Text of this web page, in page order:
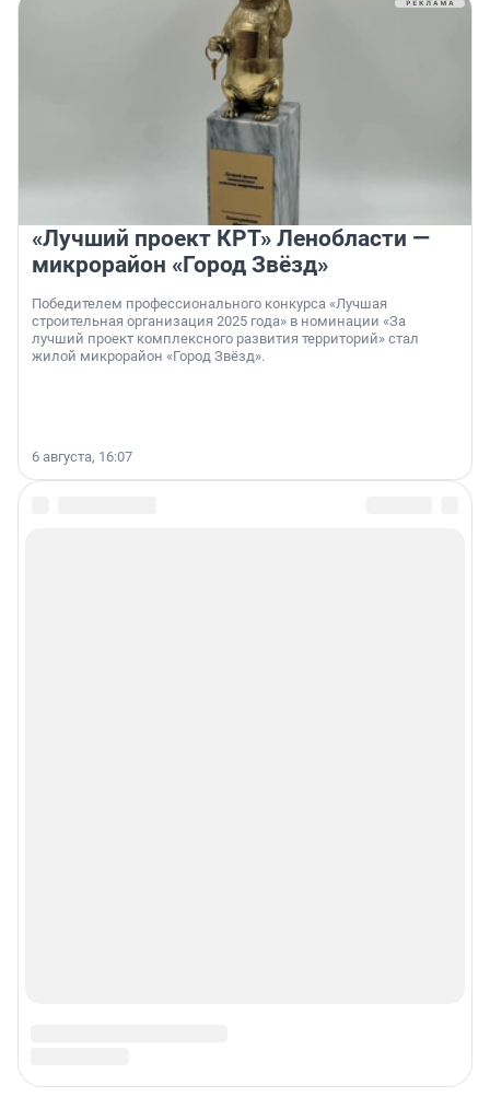
«Лучший проект КРТ» Ленобласти —
микрорайон «Город Звёзд»
Победителем профессионального конкурса «Лучшая
строительная организация 2025 года» в номинации «За
лучший проект комплексного развития территорий» стал
жилой микрорайон «Город Звёзд».
6 августа, 16:07